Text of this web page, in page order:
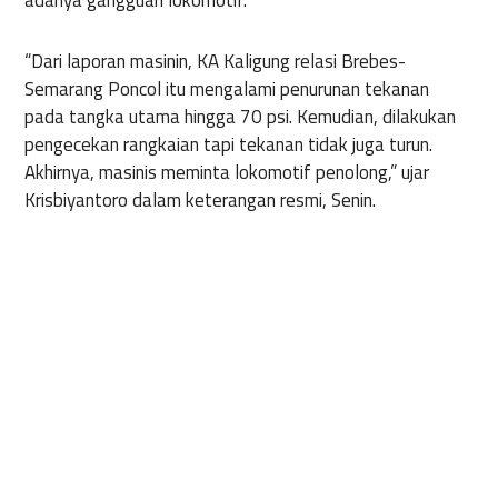
“Dari laporan masinin, KA Kaligung relasi Brebes-
Semarang Poncol itu mengalami penurunan tekanan
pada tangka utama hingga 70 psi. Kemudian, dilakukan
pengecekan rangkaian tapi tekanan tidak juga turun.
Akhirnya, masinis meminta lokomotif penolong,” ujar
Krisbiyantoro dalam keterangan resmi, Senin.